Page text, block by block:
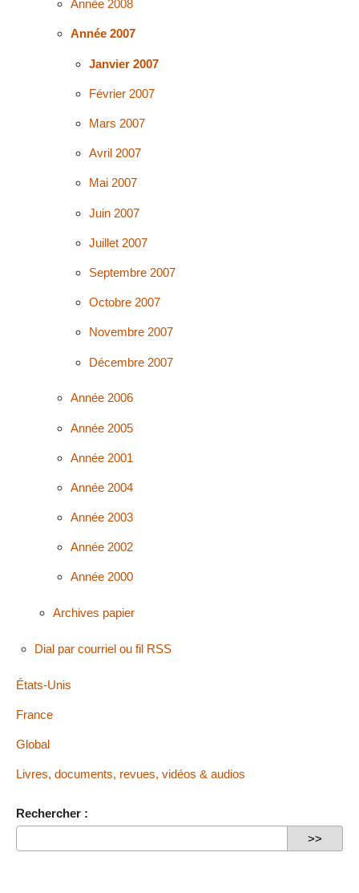
Année 2008
Année 2007
Janvier 2007
Février 2007
Mars 2007
Avril 2007
Mai 2007
Juin 2007
Juillet 2007
Septembre 2007
Octobre 2007
Novembre 2007
Décembre 2007
Année 2006
Année 2005
Année 2001
Année 2004
Année 2003
Année 2002
Année 2000
Archives papier
Dial par courriel ou fil RSS
États-Unis
France
Global
Livres, documents, revues, vidéos & audios
Rechercher :